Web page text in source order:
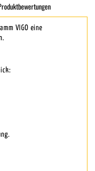
VIGO eine